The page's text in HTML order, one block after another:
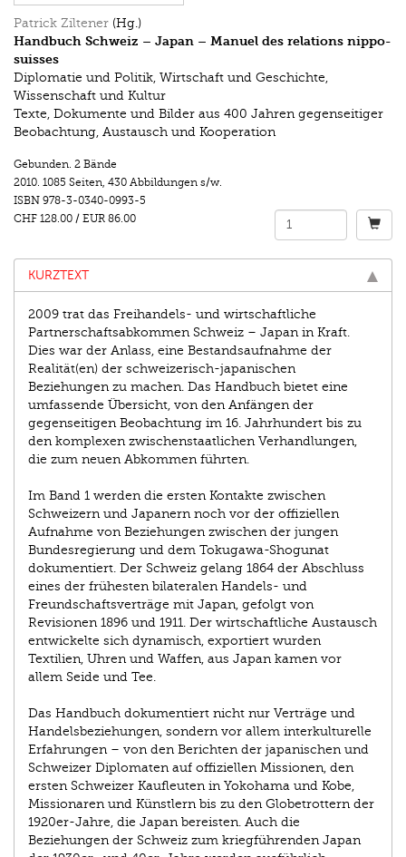
Patrick Ziltener (Hg.)
Handbuch Schweiz – Japan – Manuel des relations nippo-
suisses
Diplomatie und Politik, Wirtschaft und Geschichte,
Wissenschaft und Kultur
Texte, Dokumente und Bilder aus 400 Jahren gegenseitiger
Beobachtung, Austausch und Kooperation
Gebunden. 2 Bände
2010. 1085 Seiten, 430 Abbildungen s/w.
ISBN 978-3-0340-0993-5
CHF 128.00 / EUR 86.00
KURZTEXT
2009 trat das Freihandels- und wirtschaftliche
Partnerschaftsabkommen Schweiz – Japan in Kraft.
Dies war der Anlass, eine Bestandsaufnahme der
Realität(en) der schweizerisch-japanischen
Beziehungen zu machen. Das Handbuch bietet eine
umfassende Übersicht, von den Anfängen der
gegenseitigen Beobachtung im 16. Jahrhundert bis zu
den komplexen zwischenstaatlichen Verhandlungen,
die zum neuen Abkommen führten.
Im Band 1 werden die ersten Kontakte zwischen
Schweizern und Japanern noch vor der offiziellen
Aufnahme von Beziehungen zwischen der jungen
Bundesregierung und dem Tokugawa-Shogunat
dokumentiert. Der Schweiz gelang 1864 der Abschluss
eines der frühesten bilateralen Handels- und
Freundschaftsverträge mit Japan, gefolgt von
Revisionen 1896 und 1911. Der wirtschaftliche Austausch
entwickelte sich dynamisch, exportiert wurden
Textilien, Uhren und Waffen, aus Japan kamen vor
allem Seide und Tee.
Das Handbuch dokumentiert nicht nur Verträge und
Handelsbeziehungen, sondern vor allem interkulturelle
Erfahrungen – von den Berichten der japanischen und
Schweizer Diplomaten auf offiziellen Missionen, den
ersten Schweizer Kaufleuten in Yokohama und Kobe,
Missionaren und Künstlern bis zu den Globetrottern der
1920er-Jahre, die Japan bereisten. Auch die
Beziehungen der Schweiz zum kriegführenden Japan